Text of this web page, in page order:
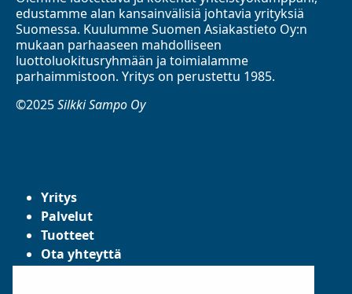
edustamme alan kansainvälisiä johtavia yrityksiä
Suomessa. Kuulumme Suomen Asiakastieto Oy:n
mukaan parhaaseen mahdolliseen
luottoluokitusryhmään ja toimialamme
parhaimmistoon. Yritys on perustettu 1985.
©2025Silkki Sampo Oy
Yritys
Palvelut
Tuotteet
Ota yhteyttä